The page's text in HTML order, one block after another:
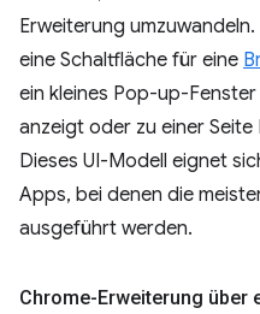
Erweiterung
eine Schaltfläche für eine
ein kleines Pop-up-
anzeigt oder zu einer
Dieses UI-Modell eignet
Apps, bei denen die
ausgeführt werden.
Chrome-Erweiterung über